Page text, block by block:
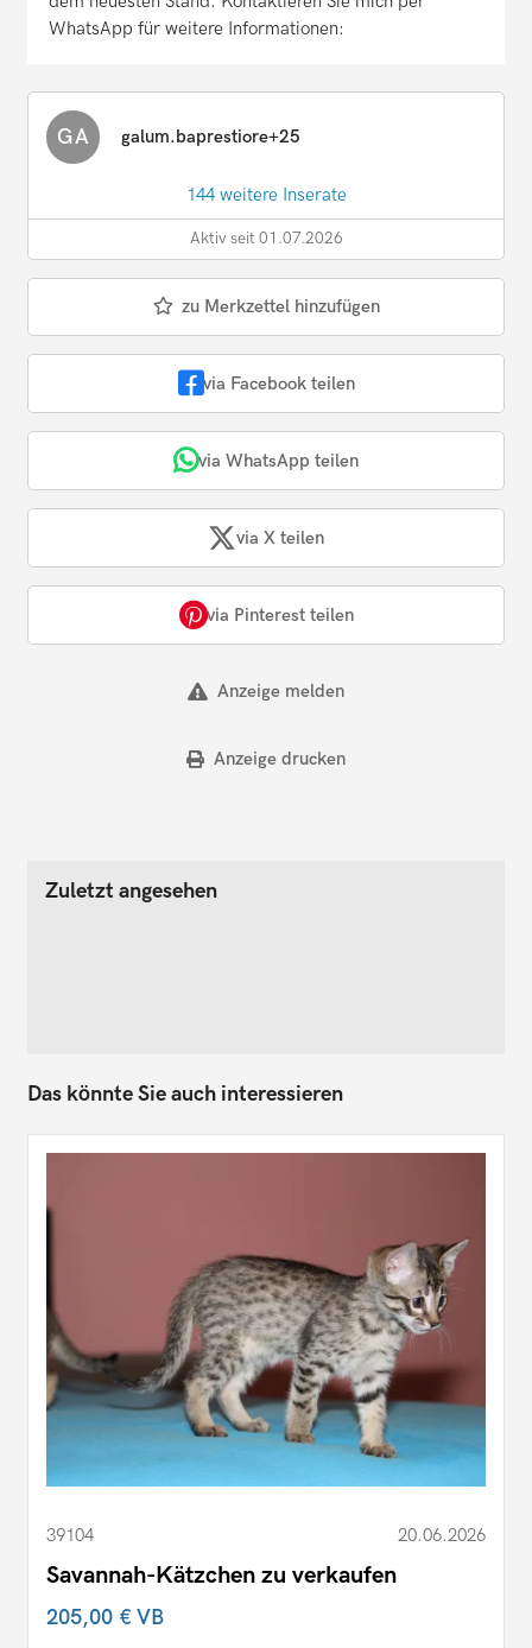
WhatsApp für weitere Informationen:
GA galum.baprestiore+25
144 weitere Inserate
Aktiv seit 01.07.2026
zu Merkzettel hinzufügen
via Facebook teilen
via WhatsApp teilen
via X teilen
via Pinterest teilen
Anzeige melden
Anzeige drucken
Zuletzt angesehen
Das könnte Sie auch interessieren
39104 20.06.2026
Savannah-Kätzchen zu verkaufen
205,00 €VB